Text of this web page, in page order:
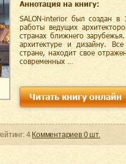
Аннотация на книгу:
SALON-interior был создан
работы ведущих
странах ближнего
архитектуре и дизайну.
стране, находит свое
современных …
Читать книгу онлайн
4 Комментариев 0шт.